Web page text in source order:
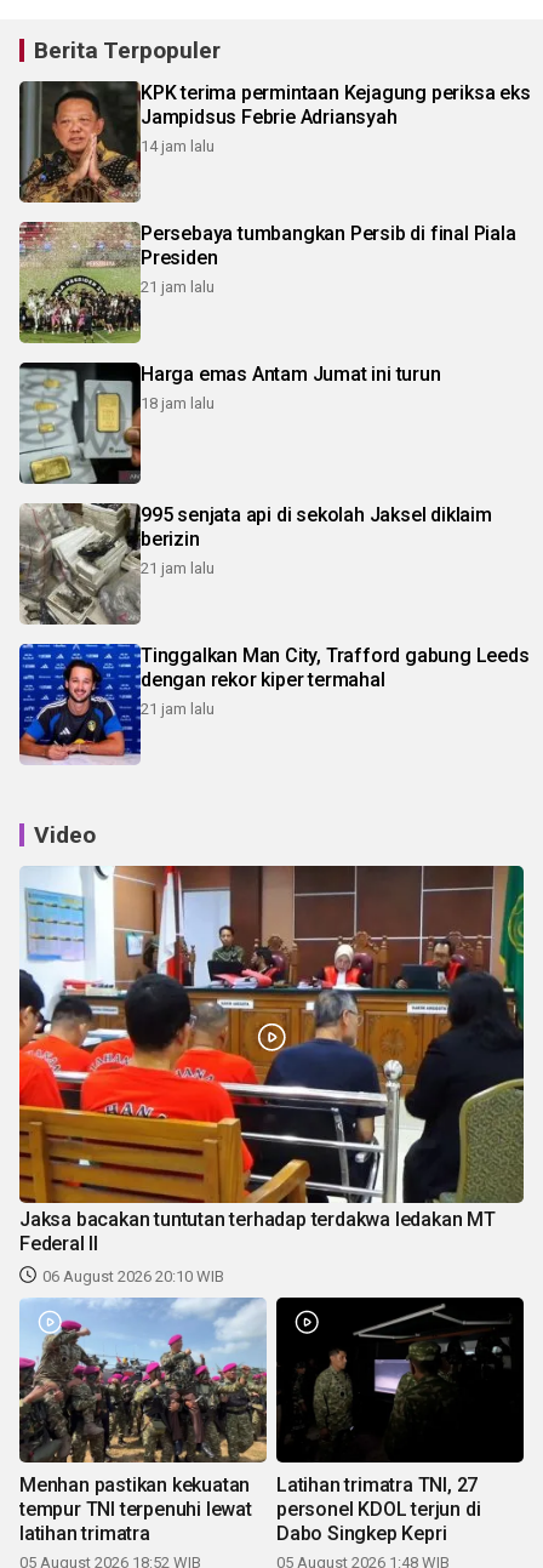
Berita Terpopuler
KPK terima permintaan Kejagung periksa eks
Jampidsus Febrie Adriansyah
14 jam lalu
Persebaya tumbangkan Persib di final Piala
Presiden
21 jam lalu
Harga emas Antam Jumat ini turun
18 jam lalu
995 senjata api di sekolah Jaksel diklaim
berizin
21 jam lalu
Tinggalkan Man City, Trafford gabung Leeds
dengan rekor kiper termahal
21 jam lalu
Video
Jaksa bacakan tuntutan terhadap terdakwa ledakan MT
Federal II
06 August 2026 20:10 WIB
Menhan pastikan kekuatan
tempur TNI terpenuhi lewat
latihan trimatra
05 August 2026 18:52 WIB
Latihan trimatra TNI, 27
personel KDOL terjun di
Dabo Singkep Kepri
05 August 2026 1:48 WIB